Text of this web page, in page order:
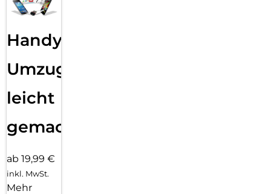
Handy
Umzug
leicht
gemacht!
ab 19,99 €
inkl. MwSt.
Mehr